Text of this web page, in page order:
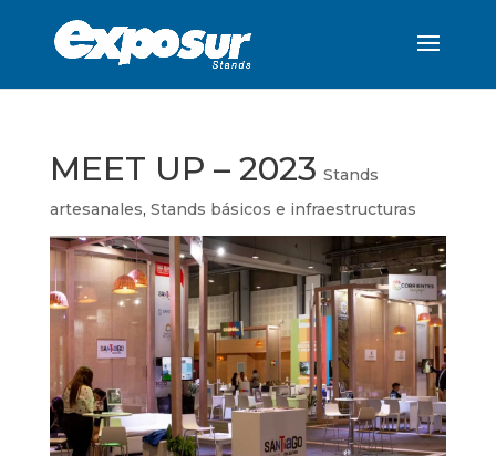
MEET UP – 2023 Stands
artesanales, Stands básicos e infraestructuras